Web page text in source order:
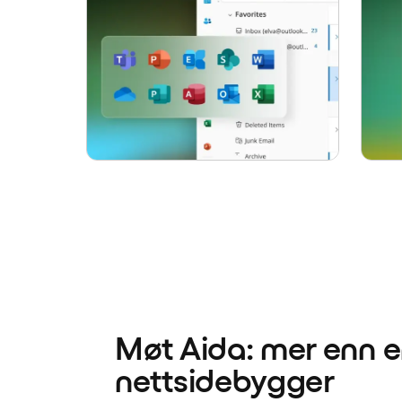
Møt Aida: mer enn
nettsidebygger